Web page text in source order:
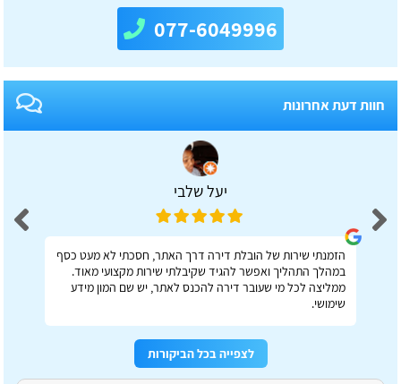
077-6049996
חוות דעת אחרונות
יעל שלבי
הזמנתי שירות של הובלת דירה דרך האתר, חסכתי לא מעט כסף
במהלך התהליך ואפשר להגיד שקיבלתי שירות מקצועי מאוד.
ממליצה לכל מי שעובר דירה להכנס לאתר, יש שם המון מידע
שימושי.
לצפייה בכל הביקורות